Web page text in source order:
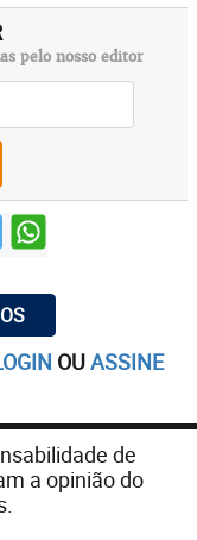
pelo nosso editor
OUASSINE
de
a opinião do